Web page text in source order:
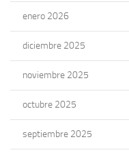
enero 2026
diciembre 2025
noviembre 2025
octubre 2025
septiembre 2025